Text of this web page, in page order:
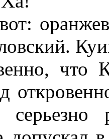
что
серьезно